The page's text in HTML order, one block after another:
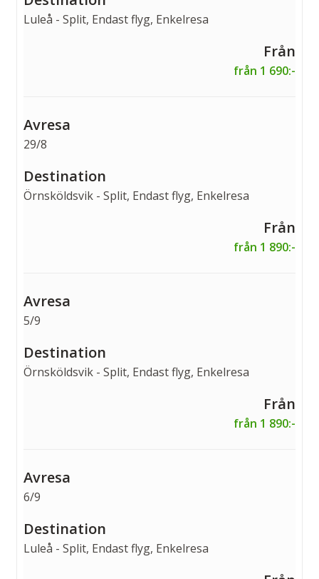
Luleå - Split, Endast flyg, Enkelresa
från 1 690:-
29/8
Örnsköldsvik - Split, Endast flyg, Enkelresa
från 1 890:-
5/9
Örnsköldsvik - Split, Endast flyg, Enkelresa
från 1 890:-
6/9
Luleå - Split, Endast flyg, Enkelresa